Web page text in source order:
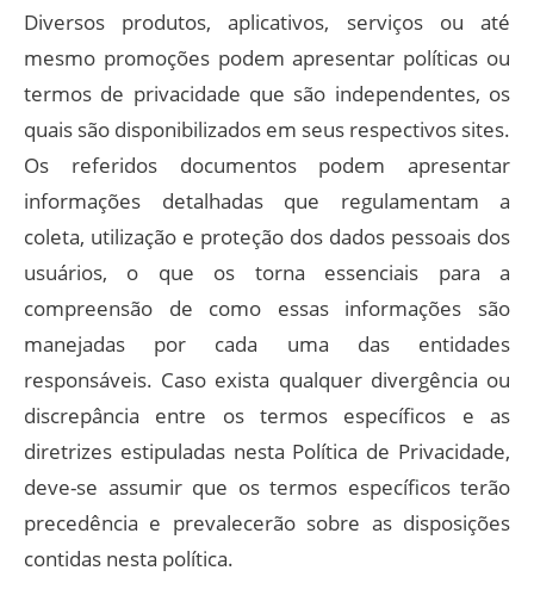
Diversos produtos, aplicativos, serviços ou até
mesmo promoções podem apresentar políticas ou
termos de privacidade que são independentes, os
quais são disponibilizados em seus respectivos sites.
Os referidos documentos podem apresentar
informações detalhadas que regulamentam a
coleta, utilização e proteção dos dados pessoais dos
usuários, o que os torna essenciais para a
compreensão de como essas informações são
manejadas por cada uma das entidades
responsáveis. Caso exista qualquer divergência ou
discrepância entre os termos específicos e as
diretrizes estipuladas nesta Política de Privacidade,
deve-se assumir que os termos específicos terão
precedência e prevalecerão sobre as disposições
contidas nesta política.